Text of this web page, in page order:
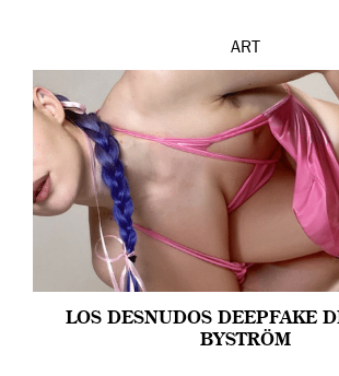
ART
LOS DESNUDOS DEEPFAKE
BYSTRÖM